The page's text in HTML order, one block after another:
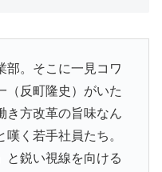
部。そこに一見コワ
（反町隆史）がいた
方改革の旨味なん
く若手社員たち。
鋭い視線を向ける